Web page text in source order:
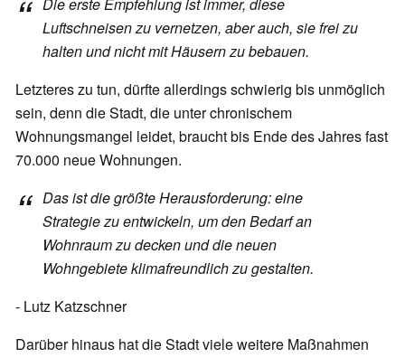
Luftschneisen zu vernetzen, aber auch, sie frei zu
halten und nicht mit Häusern zu bebauen.
Letzteres zu tun, dürfte allerdings schwierig bis unmöglich
sein, denn die Stadt, die unter chronischem
Wohnungsmangel leidet, braucht bis Ende des Jahres fast
70.000 neue Wohnungen.
Das ist die größte Herausforderung: eine
Strategie zu entwickeln, um den Bedarf an
Wohnraum zu decken und die neuen
Wohngebiete klimafreundlich zu gestalten.
- Lutz Katzschner
Darüber hinaus hat die Stadt viele weitere Maßnahmen